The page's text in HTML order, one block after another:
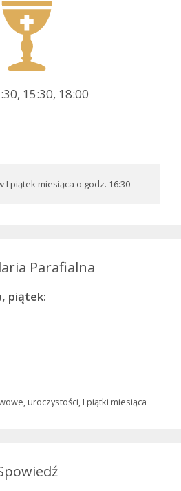
15:30, 18:00
I piątek miesiąca o godz. 16:30
Parafialna
piątek:
uroczystości, I piątki miesiąca